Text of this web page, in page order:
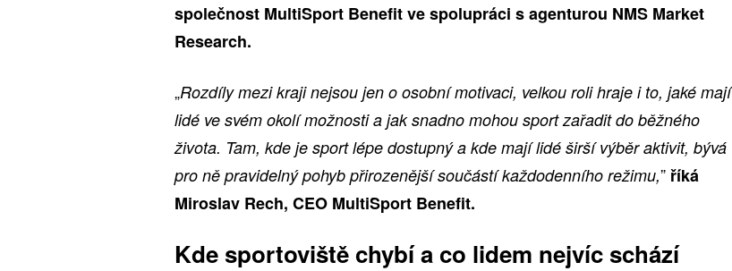
společnost MultiSport Benefit ve spolupráci s agenturou NMS Market
Research.
„Rozdíly mezi kraji nejsou jen o osobní motivaci, velkou roli hraje i to, jaké mají
lidé ve svém okolí možnosti a jak snadno mohou sport zařadit do běžného
života. Tam, kde je sport lépe dostupný a kde mají lidé širší výběr aktivit, bývá
pro ně pravidelný pohyb přirozenější součástí každodenního režimu,”říká
Miroslav Rech, CEO MultiSport Benefit.
Kde sportoviště chybí a co lidem nejvíc schází